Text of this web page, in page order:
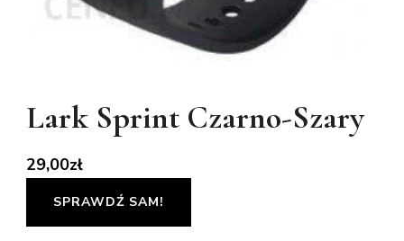
Lark Sprint Czarno-Szary
29,00zł
SPRAWDŹ SAM!